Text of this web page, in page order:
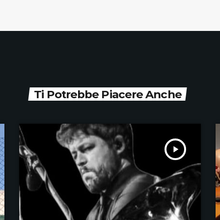
Ti Potrebbe Piacere Anche
play_arrow